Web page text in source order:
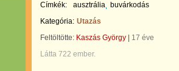
Címkék: ausztrália
buvárkodás
Kategória: Utazás
Feltöltötte: Kaszás György
17 éve
Látta 722 ember.